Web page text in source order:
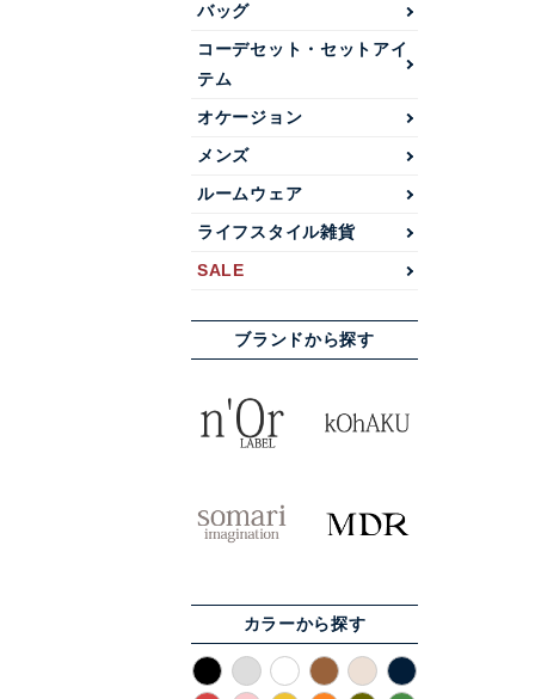
バッグ
コーデセット・セットアイ
テム
オケージョン
メンズ
ルームウェア
ライフスタイル雑貨
SALE
ブランドから探す
カラーから探す